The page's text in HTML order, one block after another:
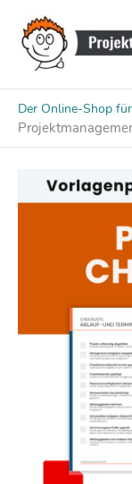
Inhalt
springen
Der Online-Shop